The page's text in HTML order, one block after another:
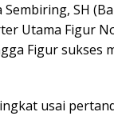
SH
Utama Figur
Figur sukses
usai